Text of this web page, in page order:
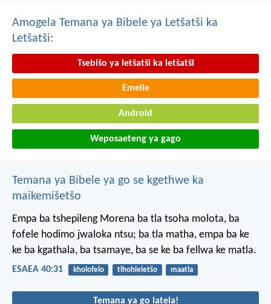
Amogela Temana ya Bibele ya Letšatši ka
Letšatši:
Tsebišo ya letšatši ka letšatši
Emeile
Android
Weposaeteng ya gago
Temana ya Bibele ya go se kgethwe ka
maikemišetšo
Empa ba tshepileng Morena ba tla tsoha molota, ba
fofele hodimo jwaloka ntsu; ba tla matha, empa ba ke
ke ba kgathala, ba tsamaye, ba se ke ba fellwa ke matla.
ESAEA 40:31 kholofelo tlhohleletšo maatla
Temana ya go latela!